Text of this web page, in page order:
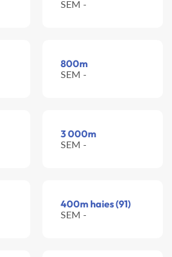
SEM -
800m
SEM -
3 000m
SEM -
400m haies (91)
SEM -